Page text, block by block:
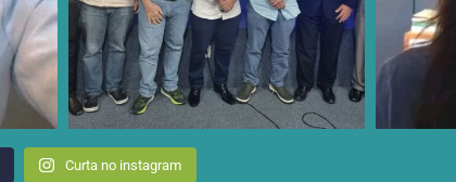
Curta no instagram